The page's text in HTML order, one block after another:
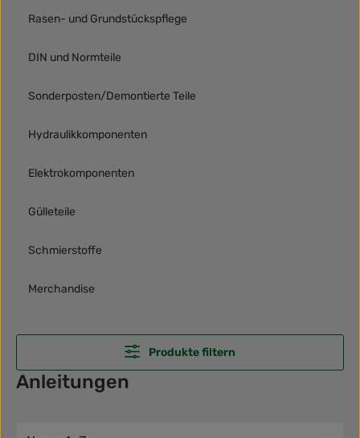
Rasen- und Grundstückspflege
DIN und Normteile
Sonderposten/Demontierte Teile
Hydraulikkomponenten
Elektrokomponenten
Gülleteile
Schmierstoffe
Merchandise
Produkte filtern
Anleitungen